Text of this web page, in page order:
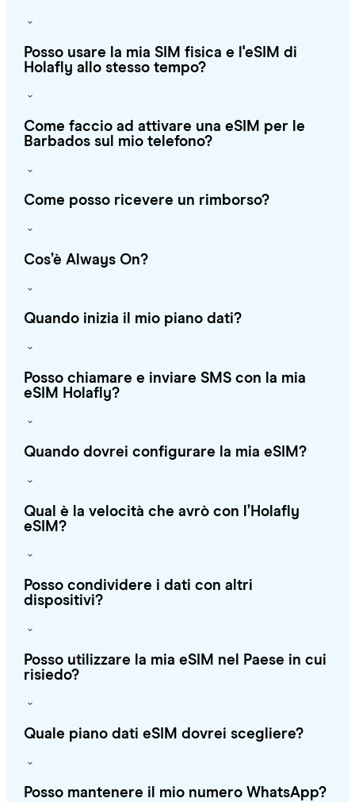
Posso usare la mia SIM fisica e l'eSIM di
Holafly allo stesso tempo?
Come faccio ad attivare una eSIM per le
Barbados sul mio telefono?
Come posso ricevere un rimborso?
Cos’è Always On?
Quando inizia il mio piano dati?
Posso chiamare e inviare SMS con la mia
eSIM Holafly?
Quando dovrei configurare la mia eSIM?
Qual è la velocità che avrò con l’Holafly
eSIM?
Posso condividere i dati con altri
dispositivi?
Posso utilizzare la mia eSIM nel Paese in cui
risiedo?
Quale piano dati eSIM dovrei scegliere?
Posso mantenere il mio numero WhatsApp?